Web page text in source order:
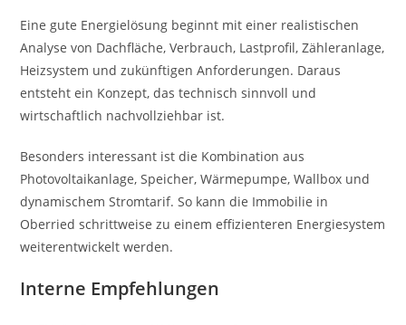
Eine gute Energielösung beginnt mit einer realistischen
Analyse von Dachfläche, Verbrauch, Lastprofil, Zähleranlage,
Heizsystem und zukünftigen Anforderungen. Daraus
entsteht ein Konzept, das technisch sinnvoll und
wirtschaftlich nachvollziehbar ist.
Besonders interessant ist die Kombination aus
Photovoltaikanlage, Speicher, Wärmepumpe, Wallbox und
dynamischem Stromtarif. So kann die Immobilie in
Oberried schrittweise zu einem effizienteren Energiesystem
weiterentwickelt werden.
Interne Empfehlungen